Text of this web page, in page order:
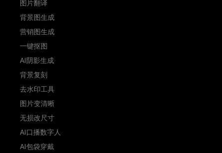
图片翻译
背景图生成
营销图生成
一键抠图
AI阴影生成
背景复刻
去水印工具
图片变清晰
无损改尺寸
AI口播数字人
AI包袋穿戴